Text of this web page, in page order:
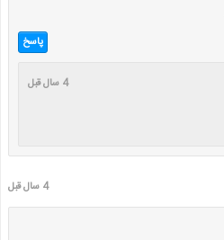
پاسخ
4 سال قبل
4 سال قبل